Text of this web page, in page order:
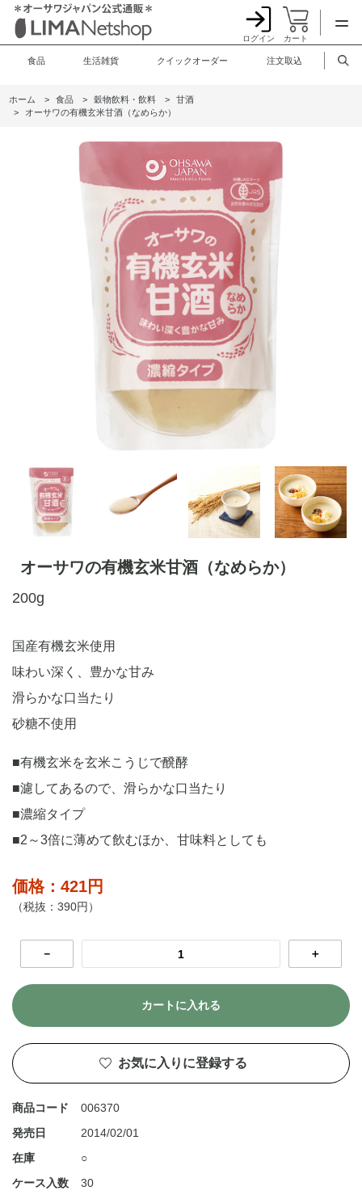
ログイン カート
食品 生活雑貨 クイックオーダー 注文取込
ホーム > 食品 > 穀物飲料・飲料 >
甘酒
>
オーサワの有機玄米甘酒（なめらか）
オーサワの有機玄米甘酒（なめらか）
200g
国産有機玄米使用
味わい深く、豊かな甘み
滑らかな口当たり
砂糖不使用
■有機玄米を玄米こうじで醗酵
■濾してあるので、滑らかな口当たり
■濃縮タイプ
■2～3倍に薄めて飲むほか、甘味料としても
価格：421円
（税抜：390円）
－ ＋
カートに入れる
お気に入りに登録する
商品コード
006370
発売日
2014/02/01
在庫
○
ケース入数
30